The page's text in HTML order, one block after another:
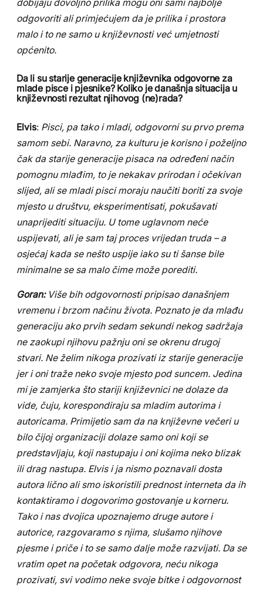
dobijaju dovoljno prilika mogu oni sami najbolje
odgovoriti ali primjećujem da je prilika i prostora
malo i to ne samo u književnosti već umjetnosti
općenito.
Da li su starije generacije književnika odgovorne za
mlade pisce i pjesnike? Koliko je današnja situacija u
književnosti rezultat njihovog (ne)rada?
Elvis: Pisci, pa tako i mladi, odgovorni su prvo prema
samom sebi. Naravno, za kulturu je korisno i poželjno
čak da starije generacije pisaca na određeni način
pomognu mlađim, to je nekakav prirodan i očekivan
slijed, ali se mladi pisci moraju naučiti boriti za svoje
mjesto u društvu, eksperimentisati, pokušavati
unaprijediti situaciju. U tome uglavnom neće
uspijevati, ali je sam taj proces vrijedan truda – a
osjećaj kada se nešto uspije iako su ti šanse bile
minimalne se sa malo čime može porediti.
Goran: Više bih odgovornosti pripisao današnjem
vremenu i brzom načinu života. Poznato je da mlađu
generaciju ako prvih sedam sekundi nekog sadržaja
ne zaokupi njihovu pažnju oni se okrenu drugoj
stvari. Ne želim nikoga prozivati iz starije generacije
jer i oni traže neko svoje mjesto pod suncem. Jedina
mi je zamjerka što stariji književnici ne dolaze da
vide, čuju, korespondiraju sa mladim autorima i
autoricama. Primijetio sam da na književne večeri u
bilo čijoj organizaciji dolaze samo oni koji se
predstavljaju, koji nastupaju i oni kojima neko blizak
ili drag nastupa. Elvis i ja nismo poznavali dosta
autora lično ali smo iskoristili prednost interneta da ih
kontaktiramo i dogovorimo gostovanje u korneru.
Tako i nas dvojica upoznajemo druge autore i
autorice, razgovaramo s njima, slušamo njihove
pjesme i priče i to se samo dalje može razvijati. Da se
vratim opet na početak odgovora, neću nikoga
prozivati, svi vodimo neke svoje bitke i odgovornost